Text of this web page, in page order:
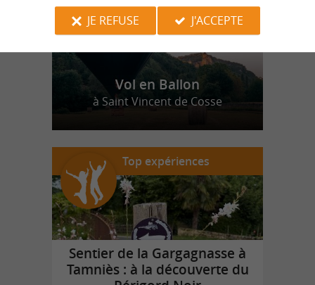
Vol en Ballon
à Saint Vincent de Cosse
Top expériences
Sentier de la Gargagnasse à
Tamniès : à la découverte du
JE REFUSE
J'ACCEPTE